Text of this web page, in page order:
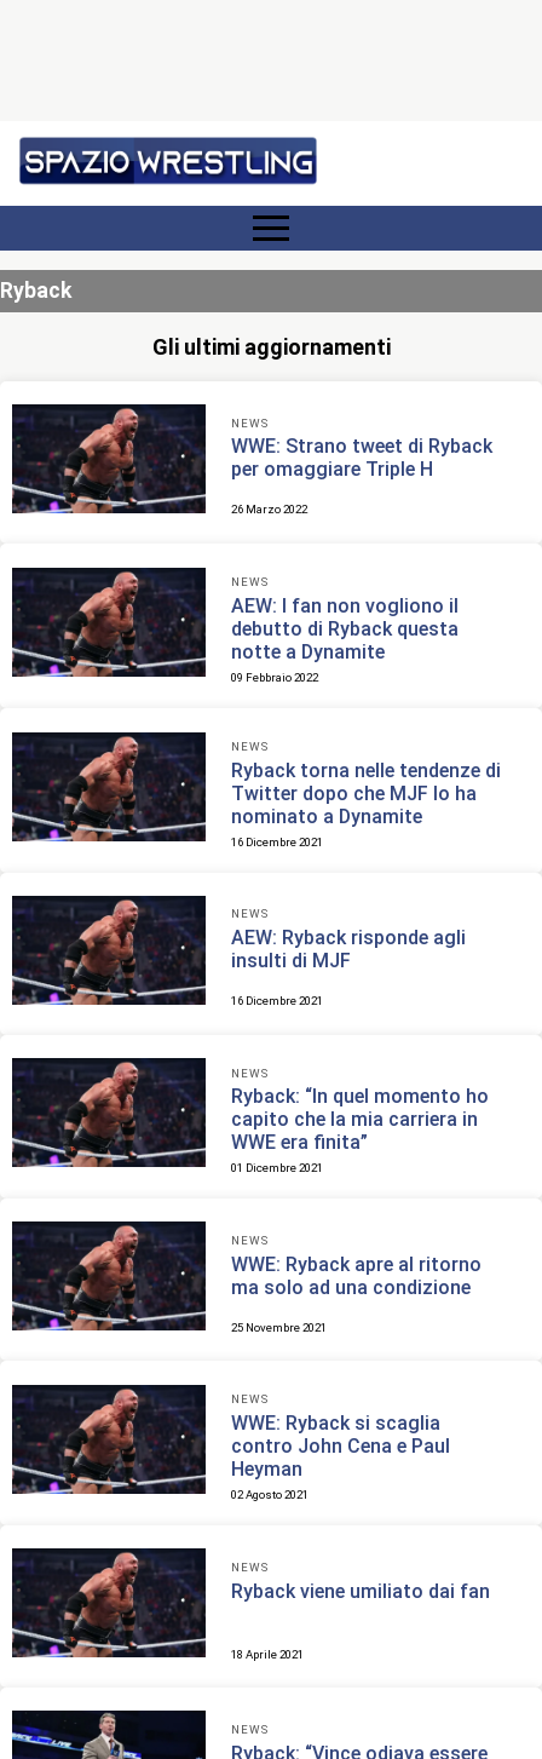
Ryback
Gli ultimi aggiornamenti
NEWS
WWE: Strano tweet di Ryback
per omaggiare Triple H
26 Marzo 2022
NEWS
AEW: I fan non vogliono il
debutto di Ryback questa
notte a Dynamite
09 Febbraio 2022
NEWS
Ryback torna nelle tendenze di
Twitter dopo che MJF lo ha
nominato a Dynamite
16 Dicembre 2021
NEWS
AEW: Ryback risponde agli
insulti di MJF
16 Dicembre 2021
NEWS
Ryback: “In quel momento ho
capito che la mia carriera in
WWE era finita”
01 Dicembre 2021
NEWS
WWE: Ryback apre al ritorno
ma solo ad una condizione
25 Novembre 2021
NEWS
WWE: Ryback si scaglia
contro John Cena e Paul
Heyman
02 Agosto 2021
NEWS
Ryback viene umiliato dai fan
18 Aprile 2021
NEWS
Ryback: “Vince odiava essere